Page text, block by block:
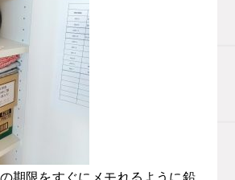
期限をすぐにメモれるように鉛